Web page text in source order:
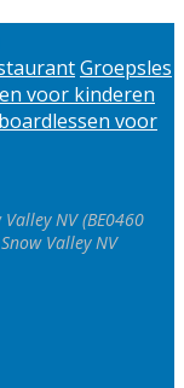
Groepsles
voor kinderen
voor
NV (BE0460
Valley NV